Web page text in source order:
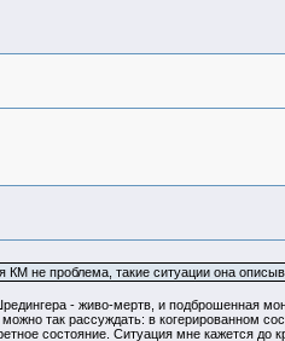
не проблема, такие ситуации она
- живо-мертв, и подброшенная
так рассуждать: в когерированном
состояние. Ситуация мне кажется